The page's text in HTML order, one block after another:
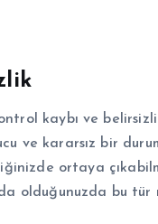
kaybı ve
ve kararsız bir
ortaya
olduğunuzda bu tür